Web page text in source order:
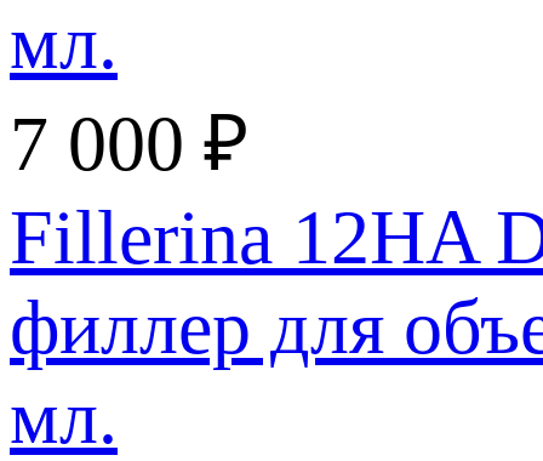
7 000 ₽
Fillerina 12HA
филлер для
мл.